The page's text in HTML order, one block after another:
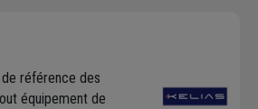
référence des
équipement de